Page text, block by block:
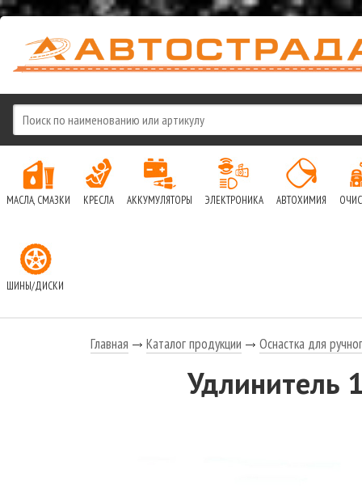
МАСЛА, СМАЗКИ КРЕСЛА АККУМУЛЯТОРЫ ЭЛЕКТРОНИКА АВТОХИМИЯ
ШИНЫ/ДИСКИ
Главная Каталог продукции Оснастка для
Удлинитель